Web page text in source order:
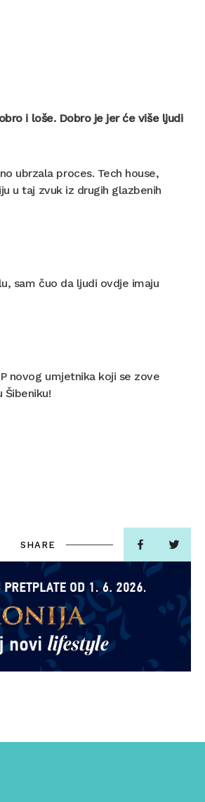
i loše. Dobro je jer će više ljudi
ubrzala proces. Tech house,
u taj zvuk iz drugih glazbenih
sam čuo da ljudi ovdje imaju
novog umjetnika koji se zove
Šibeniku!
SHARE